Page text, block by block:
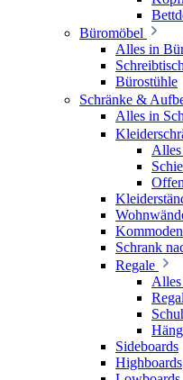
Büromöbel
Alles in
Bürostühle
Schränke &
Alles in
Kommoden
Schrank
Regale
Sideboards
Highboards